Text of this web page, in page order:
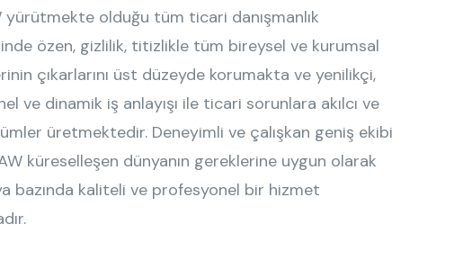
yürütmekte olduğu tüm ticari danışmanlık
özen, gizlilik, titizlikle tüm bireysel ve kurumsal
çıkarlarını üst düzeyde korumakta ve yenilikçi,
ve dinamik iş anlayışı ile ticari sorunlara akılcı ve
üretmektedir. Deneyimli ve çalışkan geniş ekibi
küreselleşen dünyanın gereklerine uygun olarak
bazında kaliteli ve profesyonel bir hizmet